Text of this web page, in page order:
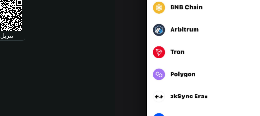
تنزيل